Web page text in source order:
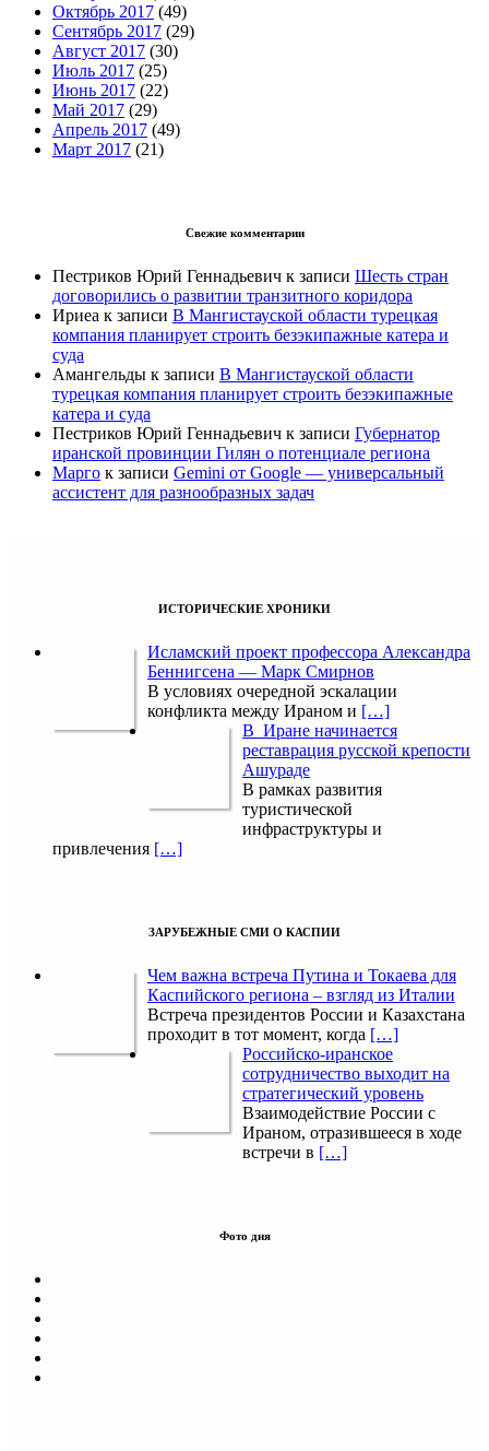
Октябрь 2017 (49)
Сентябрь 2017 (29)
Август 2017 (30)
Июль 2017 (25)
Июнь 2017 (22)
Май 2017 (29)
Апрель 2017 (49)
Март 2017 (21)
Свежие комментарии
Пестриков Юрий Геннадьевич к записи Шесть стран
договорились о развитии транзитного коридора
Ириеа к записи В Мангистауской области турецкая
компания планирует строить безэкипажные катера и
суда
Амангельды к записи В Мангистауской области
турецкая компания планирует строить безэкипажные
катера и суда
Пестриков Юрий Геннадьевич к записи Губернатор
иранской провинции Гилян о потенциале региона
Марго к записи Gemini от Google — универсальный
ассистент для разнообразных задач
ИСТОРИЧЕСКИЕ ХРОНИКИ
Исламский проект профессора Александра
Беннигсена — Марк Смирнов
В условиях очередной эскалации
конфликта между Ираном и […]
В Иране начинается
реставрация русской крепости
Ашураде
В рамках развития
туристической
инфраструктуры и
привлечения […]
ЗАРУБЕЖНЫЕ СМИ О КАСПИИ
Чем важна встреча Путина и Токаева для
Каспийского региона – взгляд из Италии
Встреча президентов России и Казахстана
проходит в тот момент, когда […]
Российско-иранское
сотрудничество выходит на
стратегический уровень
Взаимодействие России с
Ираном, отразившееся в ходе
встречи в […]
Фото дня